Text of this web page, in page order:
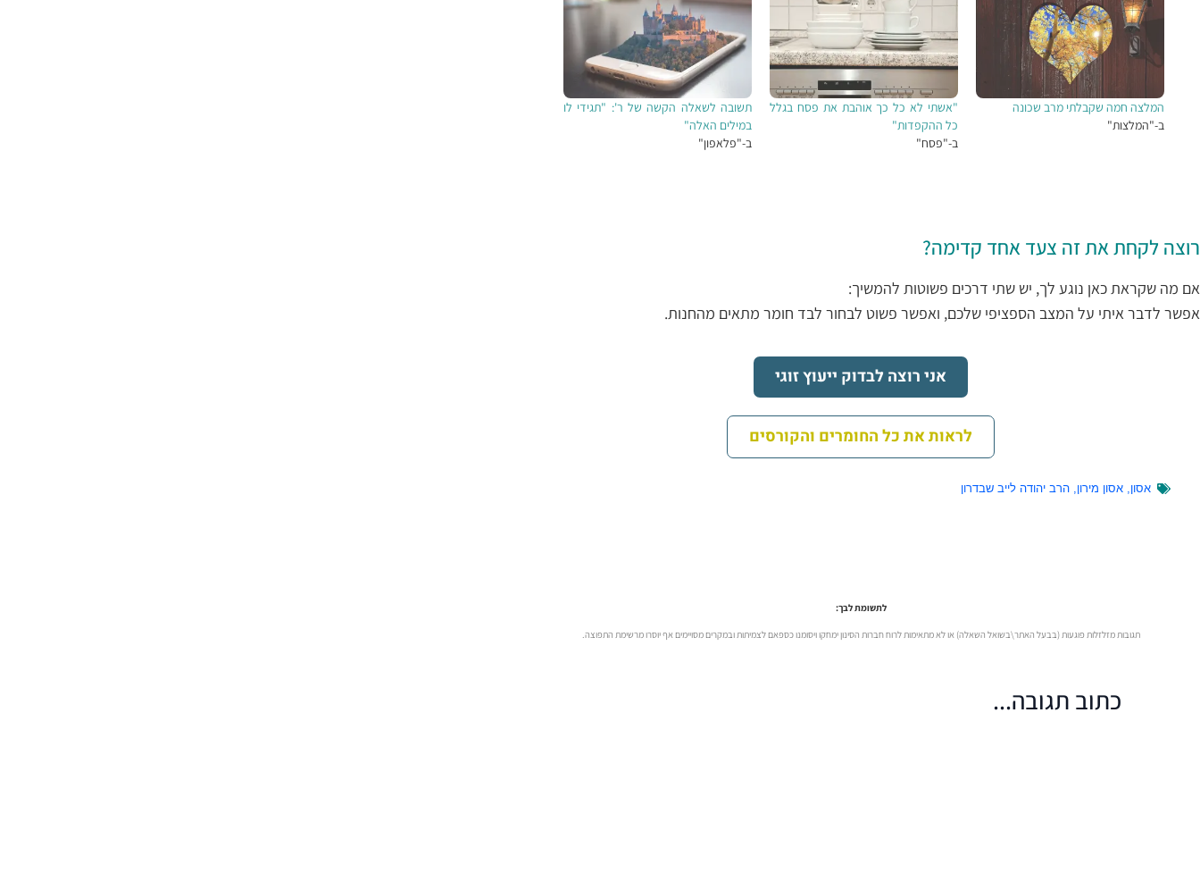
המלצה חמה שקבלתי מרב שכונה
ב-"המלצות"
"אשתי לא כל כך אוהבת את פסח בגלל
כל ההקפדות"
ב-"פסח"
תשובה לשאלה הקשה של ר': "תגידי לו
במילים האלה"
ב-"פלאפון"
רוצה לקחת את זה צעד אחד קדימה?
אם מה שקראת כאן נוגע לך, יש שתי דרכים פשוטות להמשיך:
אפשר לדבר איתי על המצב הספציפי שלכם, ואפשר פשוט לבחור לבד חומר מתאים מהחנות.
אני רוצה לבדוק ייעוץ זוגי
לראות את כל החומרים והקורסים
אסון, אסון מירון, הרב יהודה לייב שבדרון
לתשומת לבך:
תגובות מזלזלות פוגעות (בבעל האתר\בשואל השאלה) או לא מתאימות לרוח חברות הסינון ימחקו ויסומנו כספאם לצמיתות ובמקרים מסויימים אף יוסרו מרשימת התפוצה.
כתוב תגובה...